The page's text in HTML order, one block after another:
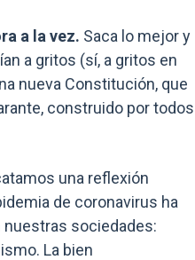
a la vez. Saca lo mejor y
a gritos (sí, a gritos en
nueva Constitución, que
construido por todos
una reflexión
de coronavirus ha
sociedades:
La bien